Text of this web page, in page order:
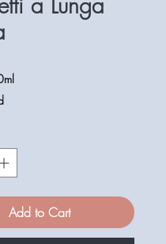
Add to Cart